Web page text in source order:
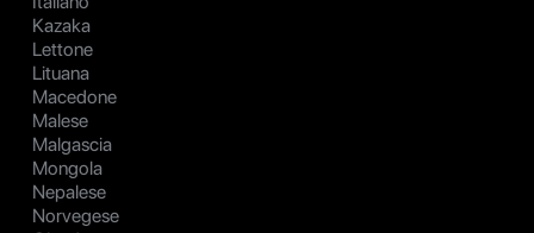
Kazaka
Lettone
Lituana
Macedone
Malese
Malgascia
Mongola
Nepalese
Norvegese